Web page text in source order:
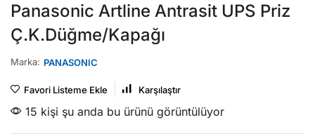
Panasonic Artline Antrasit UPS Priz
Ç.K.Düğme/Kapağı
Marka: PANASONIC
Favori Listeme Ekle Karşılaştır
15 kişi şu anda bu ürünü görüntülüyor